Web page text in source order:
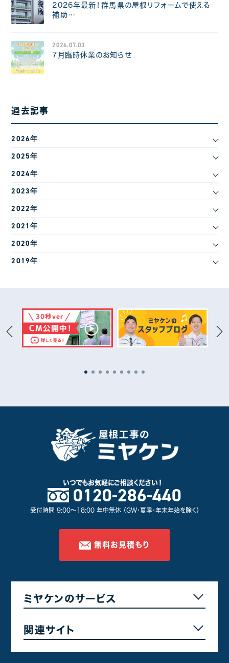
2026年最新！群馬県の屋根リフォームで使える
補助…
2026.07.03
7月臨時休業のお知らせ
過去記事
2026年
2025年
2024年
2023年
2022年
2021年
2020年
2019年
いつでもお気軽にご相談ください！
0120-286-440
受付時間 9:00～18:00 年中無休 （GW・夏季・年末年始を除く）
無料お見積もり
ミヤケンのサービス
関連サイト